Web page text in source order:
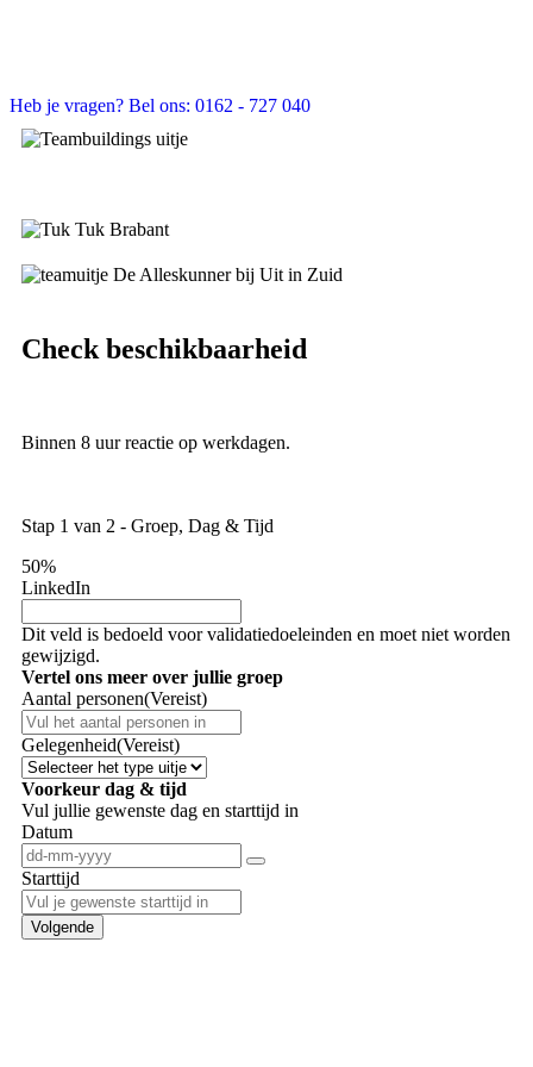
Heb je vragen? Bel ons: 0162 - 727 040
Check beschikbaarheid
Binnen 8 uur reactie op werkdagen.
Stap 1 van 2 - Groep, Dag & Tijd
50%
LinkedIn
Dit veld is bedoeld voor validatiedoeleinden en moet niet worden
gewijzigd.
Vertel ons meer over jullie groep
Aantal personen(Vereist)
Gelegenheid(Vereist)
Voorkeur dag & tijd
Vul jullie gewenste dag en starttijd in
Datum
Starttijd
Volgende